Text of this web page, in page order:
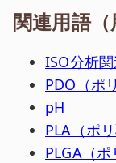
関連用語（
ISO分析
PDO（ポ
pH
PLA（ポリ
PLGA（ポ